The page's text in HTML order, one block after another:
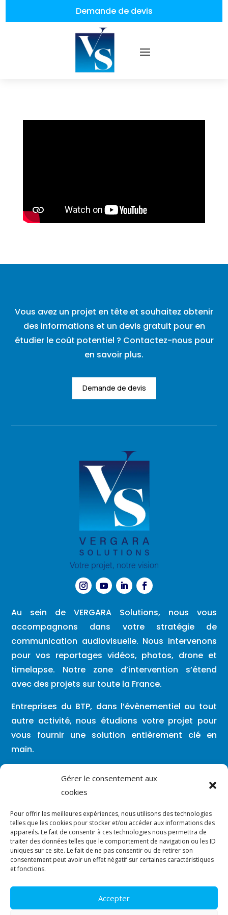
Gérer le consentement aux
cookies
Pour offrir les meilleures expériences, nous utilisons des technologies
telles que les cookies pour stocker et/ou accéder aux informations des
appareils. Le fait de consentir à ces technologies nous permettra de
traiter des données telles que le comportement de navigation ou les ID
uniques sur ce site. Le fait de ne pas consentir ou de retirer son
consentement peut avoir un effet négatif sur certaines caractéristiques
et fonctions.
Accepter
Demande de devis
Vous avez un projet en tête et souhaitez obtenir
des informations et un devis gratuit pour en
étudier le coût potentiel ? Contactez-nous pour
en savoir plus.
Demande de devis
Au sein de VERGARA Solutions, nous vous
accompagnons dans votre stratégie de
communication audiovisuelle. Nous intervenons
pour vos reportages vidéos, photos, drone et
timelapse. Notre zone d’intervention s’étend
avec des projets sur toute la France.
Entreprises du BTP, dans l’évènementiel ou tout
autre activité, nous étudions votre projet pour
vous fournir une solution entièrement clé en
main.
Lundi – Vendredi : 08h00 / 19h30
ces créneaux par mail ou par SMS.
 contact@vergara-solutions.fr
 07.86.91.31.19